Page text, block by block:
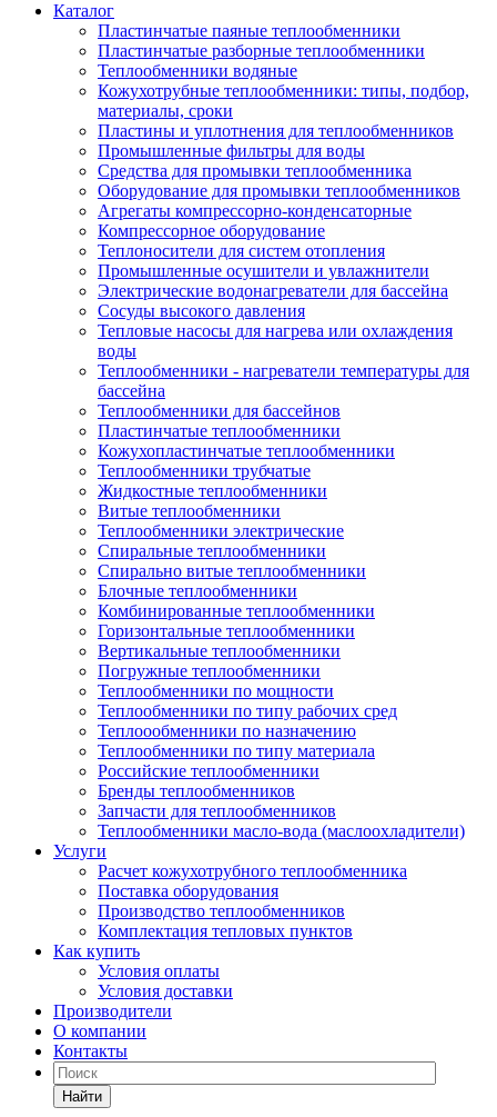
Каталог
Пластинчатые паяные теплообменники
Пластинчатые разборные теплообменники
Теплообменники водяные
Кожухотрубные теплообменники: типы, подбор,
материалы, сроки
Пластины и уплотнения для теплообменников
Промышленные фильтры для воды
Средства для промывки теплообменника
Оборудование для промывки теплообменников
Агрегаты компрессорно-конденсаторные
Компрессорное оборудование
Теплоносители для систем отопления
Промышленные осушители и увлажнители
Электрические водонагреватели для бассейна
Сосуды высокого давления
Тепловые насосы для нагрева или охлаждения
воды
Теплообменники - нагреватели температуры для
бассейна
Теплообменники для бассейнов
Пластинчатые теплообменники
Кожухопластинчатые теплообменники
Теплообменники трубчатые
Жидкостные теплообменники
Витые теплообменники
Теплообменники электрические
Спиральные теплообменники
Спирально витые теплообменники
Блочные теплообменники
Комбинированные теплообменники
Горизонтальные теплообменники
Вертикальные теплообменники
Погружные теплообменники
Теплообменники по мощности
Теплообменники по типу рабочих сред
Теплоообменники по назначению
Теплообменники по типу материала
Российские теплообменники
Бренды теплообменников
Запчасти для теплообменников
Теплообменники масло-вода (маслоохладители)
Услуги
Расчет кожухотрубного теплообменника
Поставка оборудования
Производство теплообменников
Комплектация тепловых пунктов
Как купить
Условия оплаты
Условия доставки
Производители
О компании
Контакты
Найти